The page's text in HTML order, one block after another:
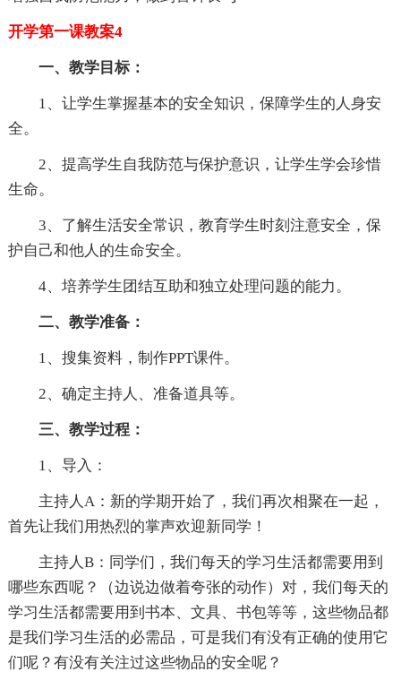
开学第一课教案4
一、教学目标：
1、让学生掌握基本的安全知识，保障学生的人身安
全。
2、提高学生自我防范与保护意识，让学生学会珍惜
生命。
3、了解生活安全常识，教育学生时刻注意安全，保
护自己和他人的生命安全。
4、培养学生团结互助和独立处理问题的能力。
二、教学准备：
1、搜集资料，制作PPT课件。
2、确定主持人、准备道具等。
三、教学过程：
1、导入：
主持人A：新的学期开始了，我们再次相聚在一起，
首先让我们用热烈的掌声欢迎新同学！
主持人B：同学们，我们每天的学习生活都需要用到
哪些东西呢？（边说边做着夸张的动作）对，我们每天的
学习生活都需要用到书本、文具、书包等等，这些物品都
是我们学习生活的必需品，可是我们有没有正确的使用它
们呢？有没有关注过这些物品的安全呢？